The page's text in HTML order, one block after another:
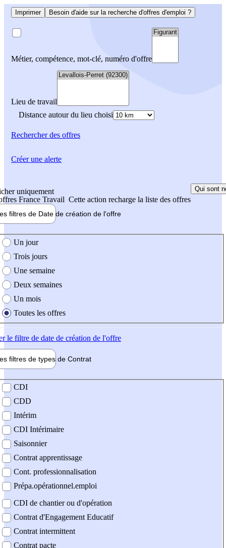
Imprimer Besoin d'aide sur la recherche d'offres d'emploi ?
Métier, compétence, mot-clé, numéro d'offre
Lieu de travail
Distance autour du lieu choisi
Rechercherdes offres
uniquement
France Travail Cette action recharge la liste des offres
Qui sont
filtres de Date de création de l'offre
création de l'offre
Un jour
Trois jours
Une semaine
Deux semaines
Un mois
Toutes les offres
le filtre de date de création de l'offre
filtres de types de Contrat
contrat
CDI
CDD
Intérim
CDI Intérimaire
Saisonnier
Contrat apprentissage
Cont. professionnalisation
Prépa.opérationnel.emploi
CDI de chantier ou d'opération
Contrat d'Engagement Educatif
Contrat intermittent
Contrat pacte
Créer une alerte